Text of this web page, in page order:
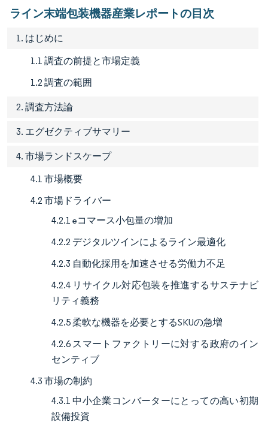
ライン末端包装機器産業レポートの目次
1. はじめに
1.1 調査の前提と市場定義
1.2 調査の範囲
2. 調査方法論
3. エグゼクティブサマリー
4. 市場ランドスケープ
4.1 市場概要
4.2 市場ドライバー
4.2.1 eコマース小包量の増加
4.2.2 デジタルツインによるライン最適化
4.2.3 自動化採用を加速させる労働力不足
4.2.4 リサイクル対応包装を推進するサステナビ
リティ義務
4.2.5 柔軟な機器を必要とするSKUの急増
4.2.6 スマートファクトリーに対する政府のイン
センティブ
4.3 市場の制約
4.3.1 中小企業コンバーターにとっての高い初期
設備投資